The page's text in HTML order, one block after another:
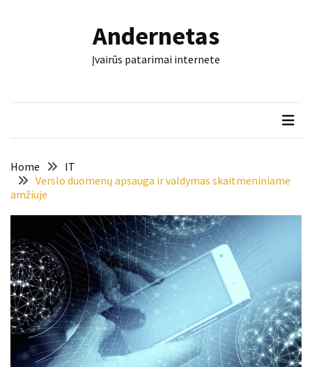
trinkelės
tarnaus
dešimtmečius
Mašininis
vertimas
dokumentai:
keli
paplitę
Andernetas
Įvairūs patarimai internete
Home
IT
Verslo duomenų apsauga ir valdymas skaitmeniniame
amžiuje